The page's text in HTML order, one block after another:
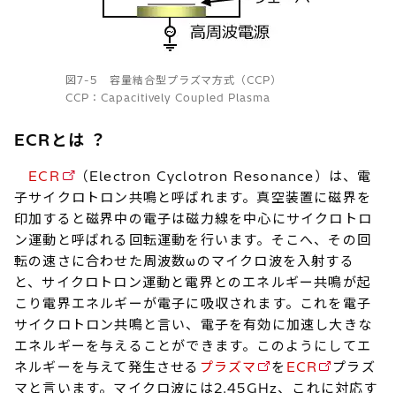
図7-5 容量結合型プラズマ方式（CCP）
CCP：Capacitively Coupled Plasma
ECRとは ？
ECR
（Electron Cyclotron Resonance）は、電
子サイクロトロン共鳴と呼ばれます。真空装置に磁界を
印加すると磁界中の電子は磁力線を中心にサイクロトロ
ン運動と呼ばれる回転運動を行います。そこへ、その回
転の速さに合わせた周波数ωのマイクロ波を入射する
と、サイクロトロン運動と電界とのエネルギー共鳴が起
こり電界エネルギーが電子に吸収されます。これを電子
サイクロトロン共鳴と言い、電子を有効に加速し大きな
エネルギーを与えることができます。このようにしてエ
ネルギーを与えて発生させる プラズマ を ECR
プラズ
マと言います。マイクロ波には2.45GHz、これに対応す